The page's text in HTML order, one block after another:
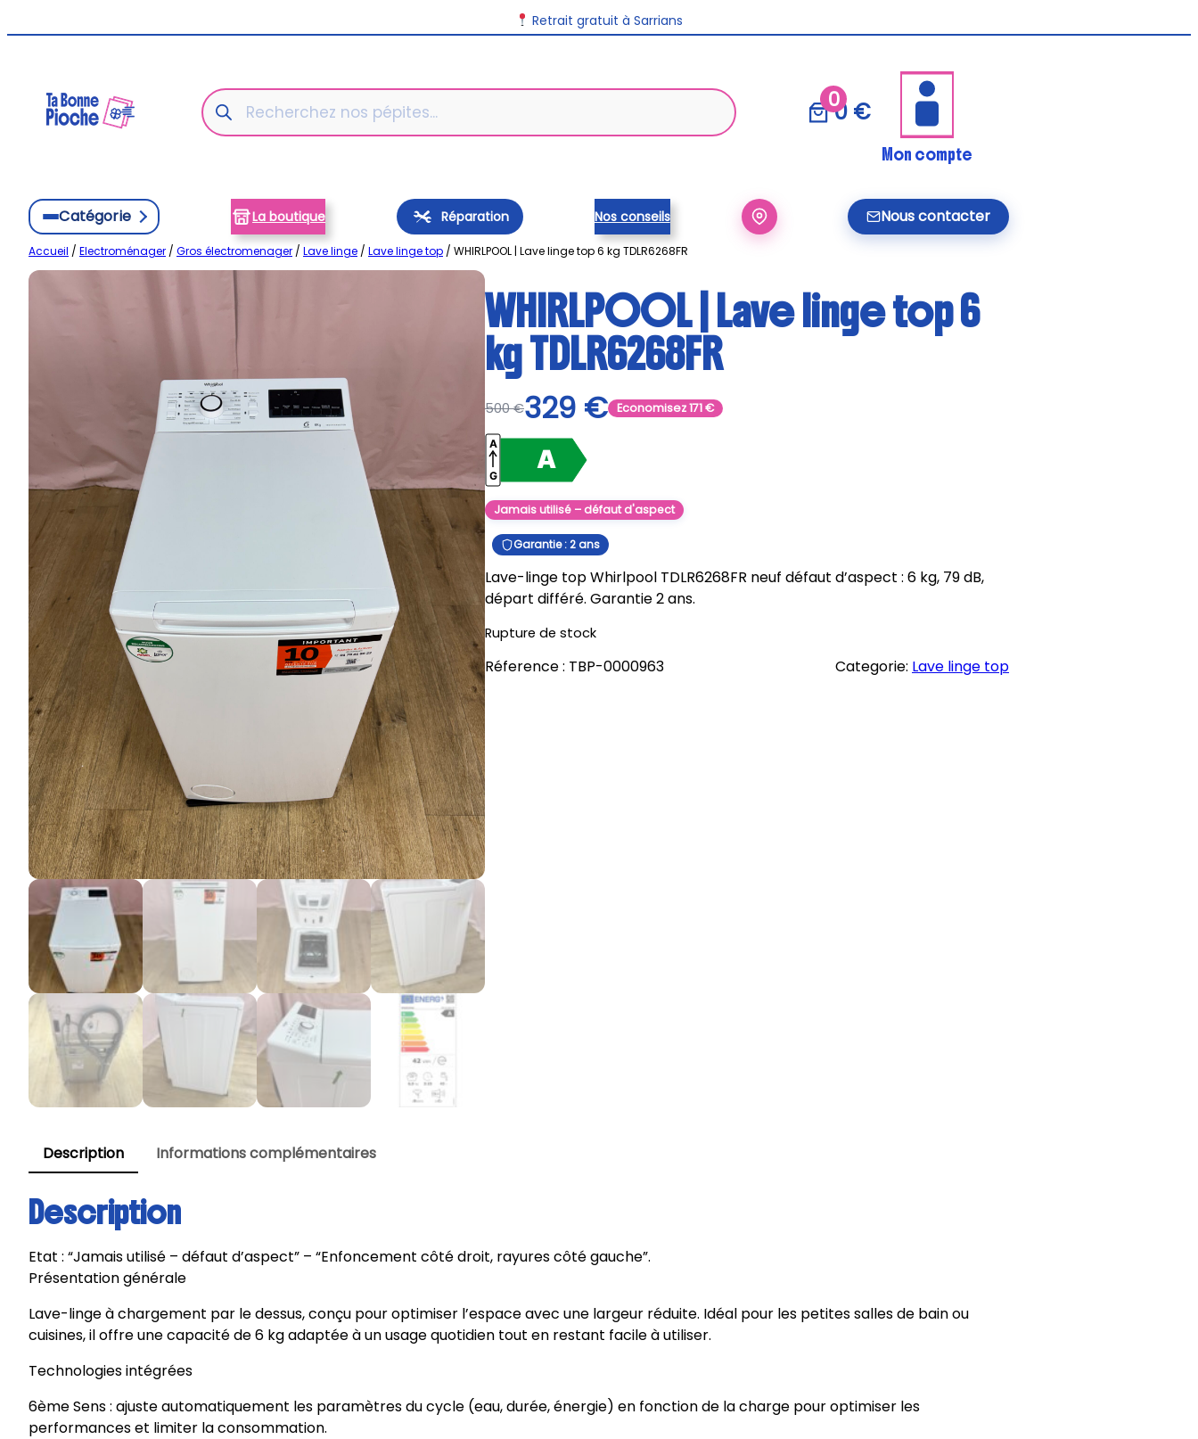
au
Retrait gratuit à Sarrians
Recherche
de
produits
00 €
Mon compte
Catégorie La boutique Réparation Nous contacter
Nos conseils
Accueil / Electroménager / Gros électromenager / Lave linge / Lave linge top / WHIRLPOOL | Lave linge top 6 kg TDLR6268FR
WHIRLPOOL | Lave linge top 6
kg TDLR6268FR
500€329 € Economisez171€
Jamais utilisé – défaut d'aspect
Garantie : 2 ans
Lave-linge top Whirlpool TDLR6268FR neuf défaut d’aspect : 6 kg, 79 dB,
départ différé. Garantie 2 ans.
Rupture de stock
Réference : TBP-0000963 Categorie: Lave linge top
Description Informations complémentaires
Description
Etat : “Jamais utilisé – défaut d’aspect” – “Enfoncement côté droit, rayures côté gauche”.
Présentation générale
Lave-linge à chargement par le dessus, conçu pour optimiser l’espace avec une largeur réduite. Idéal pour les petites salles de bain ou
cuisines, il offre une capacité de 6 kg adaptée à un usage quotidien tout en restant facile à utiliser.
Technologies intégrées
6ème Sens : ajuste automatiquement les paramètres du cycle (eau, durée, énergie) en fonction de la charge pour optimiser les
performances et limiter la consommation.